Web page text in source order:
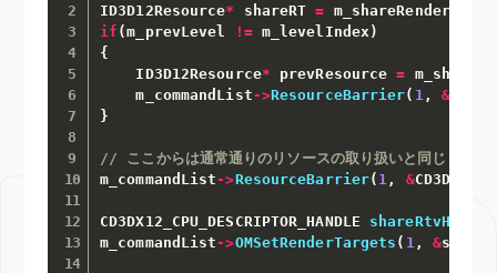
ID3D12Resource* shareRT =
if (m_prevLevel != m_levelIndex )
{
    ID3D12Resource
* prevResource =
    m_commandList
->ResourceBarrier( 1 , &
}
// ここからは通常通りのリソースの取り扱いと同じ
m_commandList ->ResourceBarrier( 1 , &
CD3DX12_CPU_DESCRIPTOR_HANDLE shareRtvHandle
m_commandList ->OMSetRenderTargets ( 1 , &